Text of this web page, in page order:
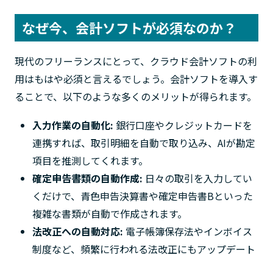
なぜ今、会計ソフトが必須なのか？
現代のフリーランスにとって、クラウド会計ソフトの利
用はもはや必須と言えるでしょう。会計ソフトを導入す
ることで、以下のような多くのメリットが得られます。
入力作業の自動化: 銀行口座やクレジットカードを
連携すれば、取引明細を自動で取り込み、AIが勘定
項目を推測してくれます。
確定申告書類の自動作成: 日々の取引を入力してい
くだけで、青色申告決算書や確定申告書Bといった
複雑な書類が自動で作成されます。
法改正への自動対応: 電子帳簿保存法やインボイス
制度など、頻繁に行われる法改正にもアップデート